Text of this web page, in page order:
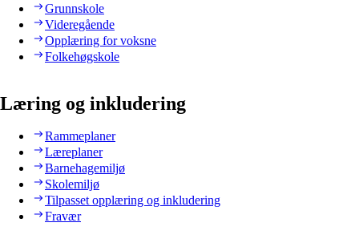
Grunnskole
Videregående
Opplæring for voksne
Folkehøgskole
Læring og inkludering
Rammeplaner
Læreplaner
Barnehagemiljø
Skolemiljø
Tilpasset opplæring og inkludering
Fravær